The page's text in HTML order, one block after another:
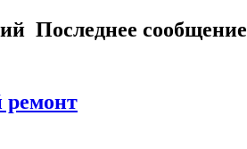
Последнее сообщение
ремонт